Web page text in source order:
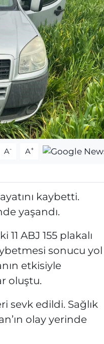
A- A+
kaybetti.
yaşandı.
ABJ 155 plakalı
sonucu yol
etkisiyle
oluştu.
sevk edildi. Sağlık
olay yerinde